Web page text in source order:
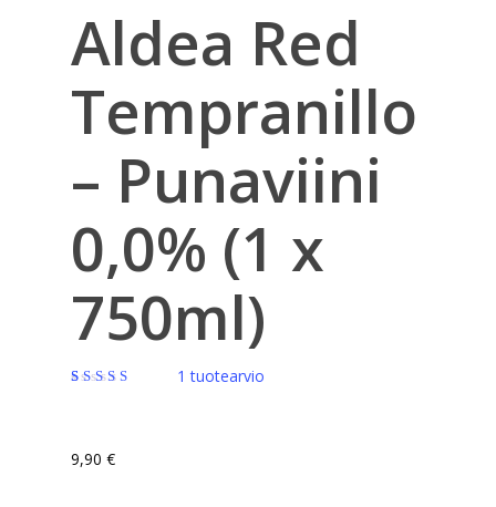
Aldea Red
Tempranillo
– Punaviini
0,0% (1 x
750ml)
asiakkaan
arvotukseen.
1 tuotearvio
9,90 €